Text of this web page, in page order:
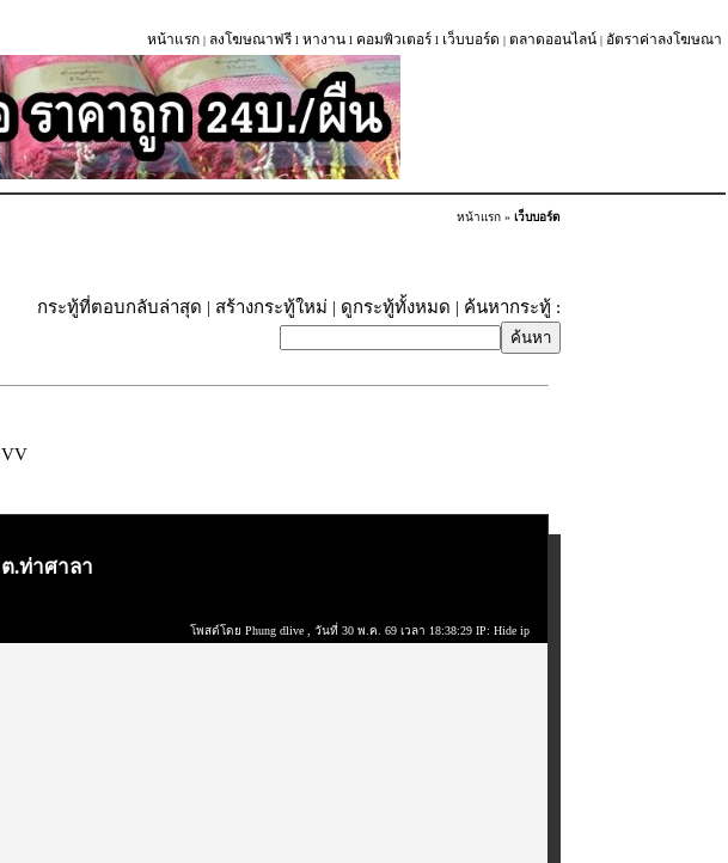
หน้าแรก | ลงโฆษณาฟรี l หางาน l คอมพิวเตอร์ l เว็บบอร์ด | ตลาดออนไลน์ | อัตราค่าลงโฆษณา
หน้าแรก » เว็บบอร์ด
กระทู้ที่ตอบกลับล่าสุด | สร้างกระทู้ใหม่ | ดูกระทู้ทั้งหมด | ค้นหากระทู้ :
.ท่าศาลา
โพสต์โดย Phung dlive , วันที่ 30 พ.ค. 69 เวลา 18:38:29 IP: Hide ip